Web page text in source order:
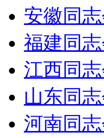
安徽同
福建同
江西同
山东同
河南同